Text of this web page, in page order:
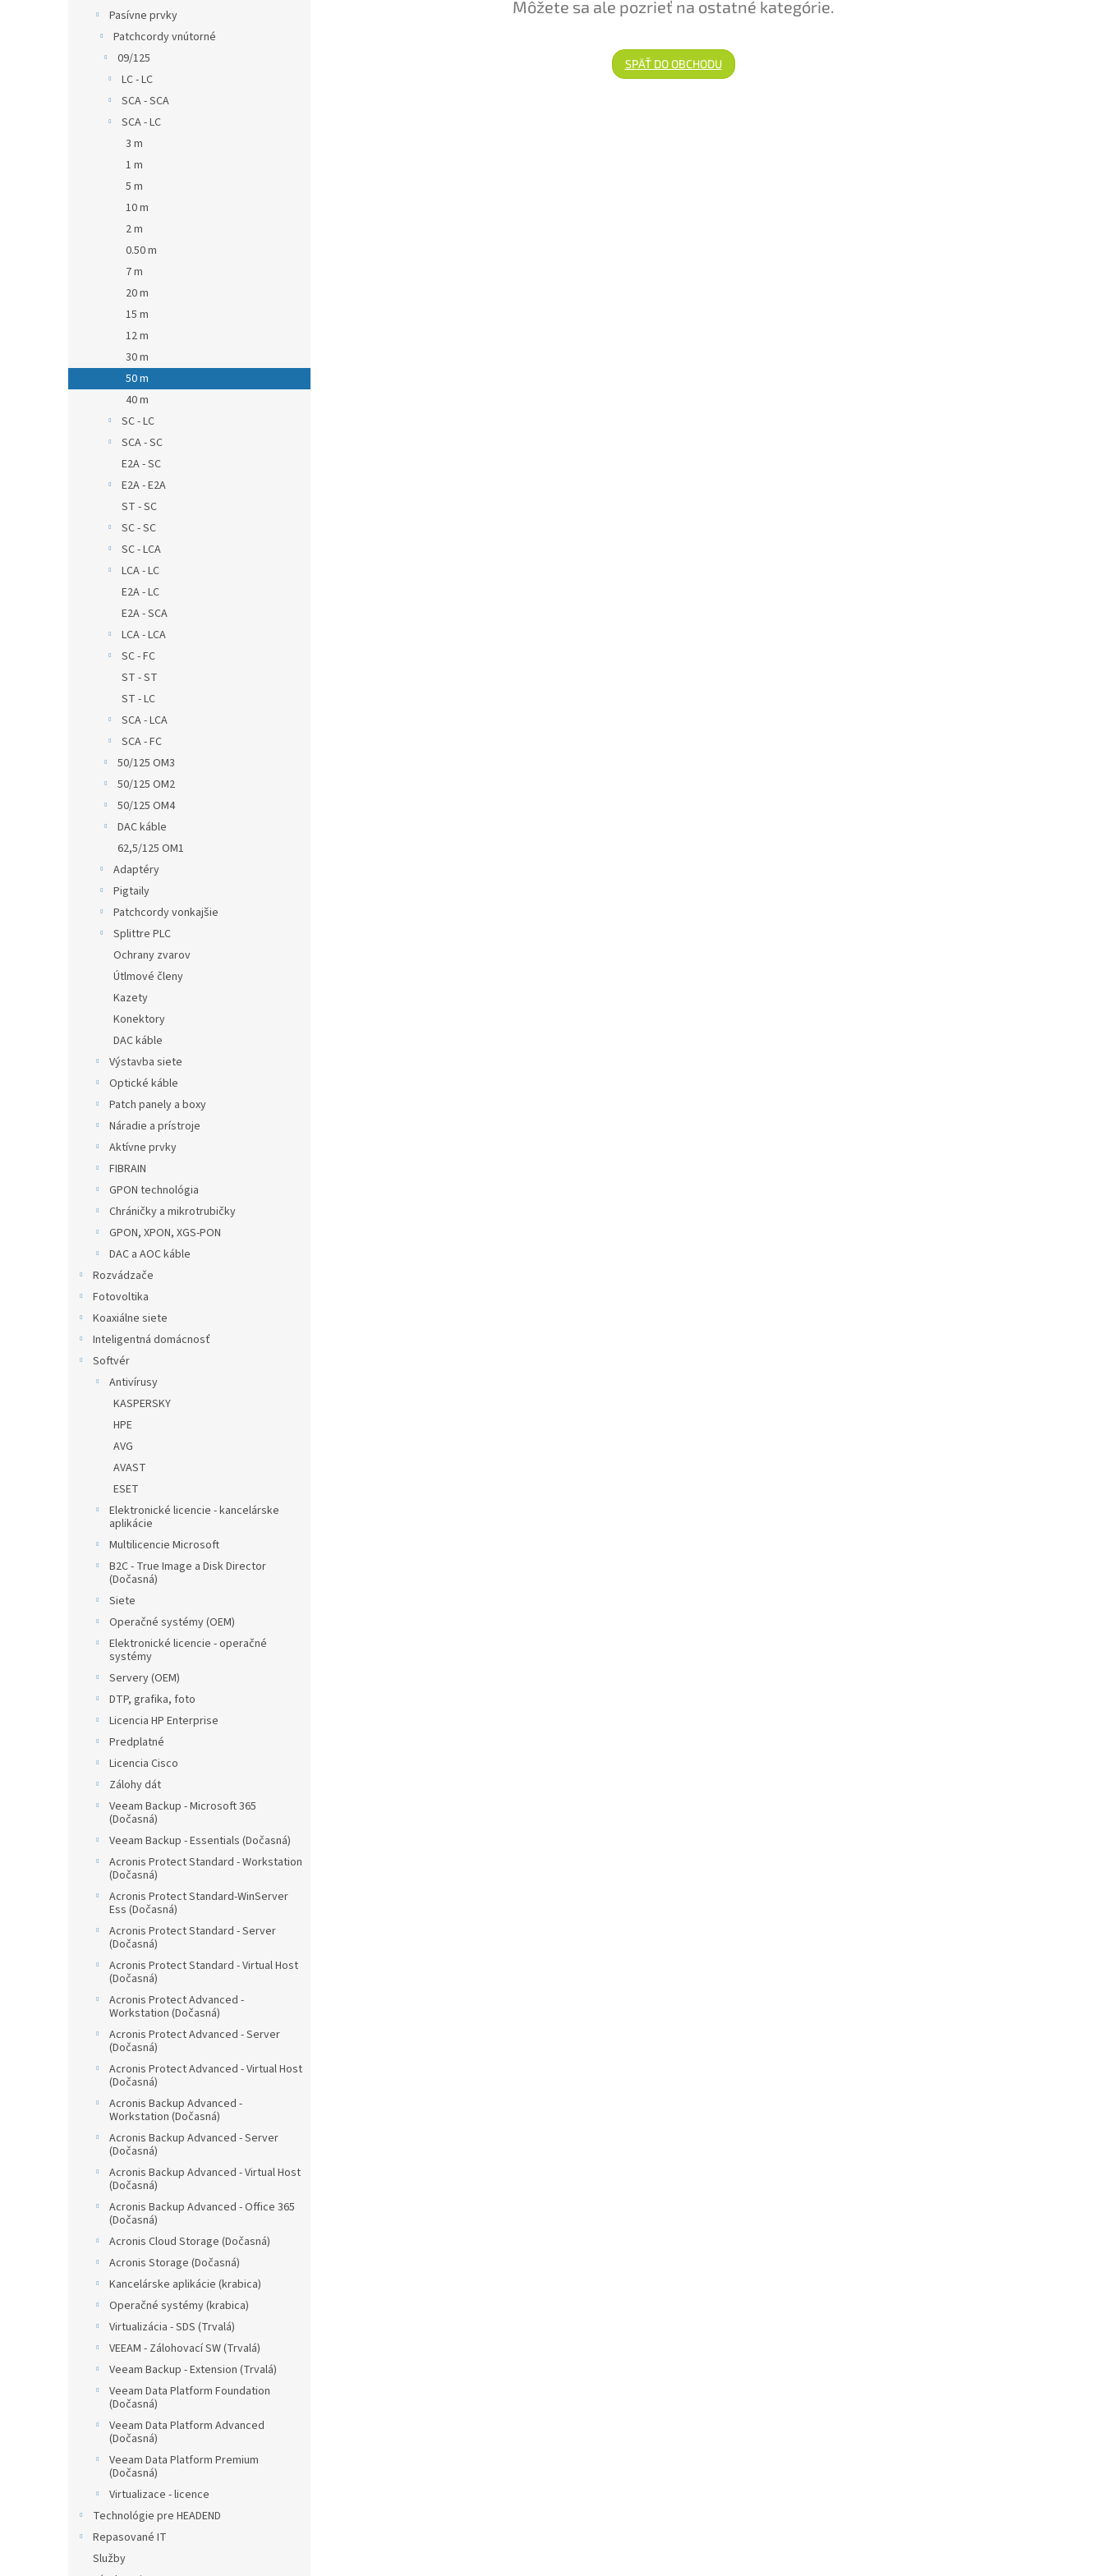
Pasívne prvky
Patchcordy vnútorné
09/125
LC - LC
SCA - SCA
SCA - LC
3 m
1 m
5 m
10 m
2 m
0.50 m
7 m
20 m
15 m
12 m
30 m
50 m
40 m
SC - LC
SCA - SC
E2A - SC
E2A - E2A
ST - SC
SC - SC
SC - LCA
LCA - LC
E2A - LC
E2A - SCA
LCA - LCA
SC - FC
ST - ST
ST - LC
SCA - LCA
SCA - FC
50/125 OM3
50/125 OM2
50/125 OM4
DAC káble
62,5/125 OM1
Adaptéry
Pigtaily
Patchcordy vonkajšie
Splittre PLC
Ochrany zvarov
Útlmové členy
Kazety
Konektory
DAC káble
Výstavba siete
Optické káble
Patch panely a boxy
Náradie a prístroje
Aktívne prvky
FIBRAIN
GPON technológia
Chráničky a mikrotrubičky
GPON, XPON, XGS-PON
DAC a AOC káble
Rozvádzače
Fotovoltika
Koaxiálne siete
Inteligentná domácnosť
Softvér
Antivírusy
KASPERSKY
HPE
AVG
AVAST
ESET
Elektronické licencie - kancelárske
aplikácie
Multilicencie Microsoft
B2C - True Image a Disk Director
(Dočasná)
Siete
Operačné systémy (OEM)
Elektronické licencie - operačné
systémy
Servery (OEM)
DTP, grafika, foto
Licencia HP Enterprise
Predplatné
Licencia Cisco
Zálohy dát
Veeam Backup - Microsoft 365
(Dočasná)
Veeam Backup - Essentials (Dočasná)
Acronis Protect Standard - Workstation
(Dočasná)
Acronis Protect Standard-WinServer
Ess (Dočasná)
Acronis Protect Standard - Server
(Dočasná)
Acronis Protect Standard - Virtual Host
(Dočasná)
Acronis Protect Advanced -
Workstation (Dočasná)
Acronis Protect Advanced - Server
(Dočasná)
Acronis Protect Advanced - Virtual Host
(Dočasná)
Acronis Backup Advanced -
Workstation (Dočasná)
Acronis Backup Advanced - Server
(Dočasná)
Acronis Backup Advanced - Virtual Host
(Dočasná)
Acronis Backup Advanced - Office 365
(Dočasná)
Acronis Cloud Storage (Dočasná)
Acronis Storage (Dočasná)
Kancelárske aplikácie (krabica)
Operačné systémy (krabica)
Virtualizácia - SDS (Trvalá)
VEEAM - Zálohovací SW (Trvalá)
Veeam Backup - Extension (Trvalá)
Veeam Data Platform Foundation
(Dočasná)
Veeam Data Platform Advanced
(Dočasná)
Veeam Data Platform Premium
(Dočasná)
Virtualizace - licence
Technológie pre HEADEND
Repasované IT
Služby
Môžete sa ale pozrieť na ostatné kategórie.
SPÄŤ DO OBCHODU